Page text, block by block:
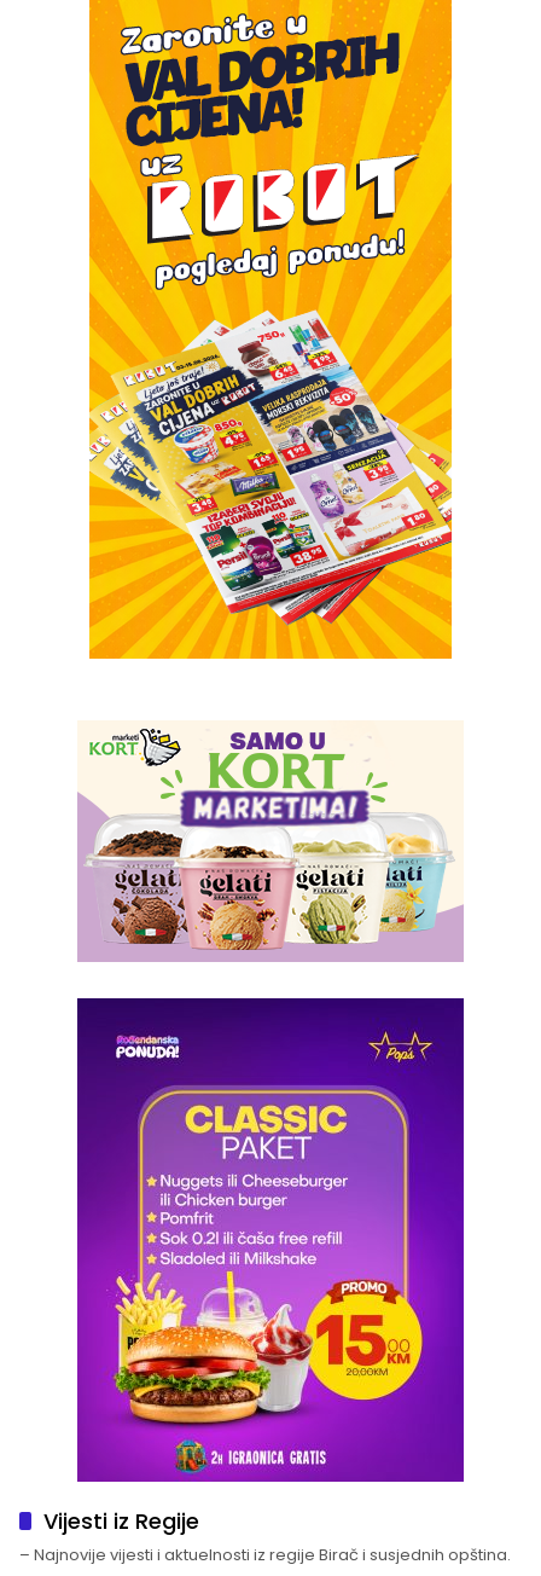
Vijesti iz Regije
– Najnovije vijesti i aktuelnosti iz regije Birač i susjednih opština.